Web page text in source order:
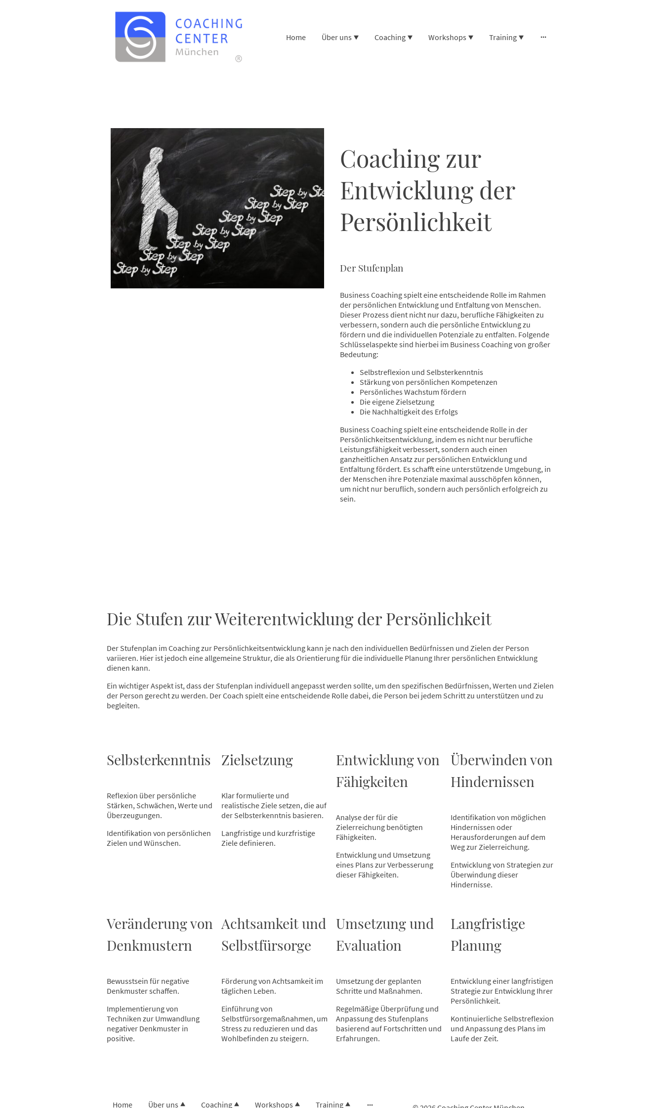
Home Über uns Coaching Workshops Training
Coaching zur
Entwicklung der
Persönlichkeit
Der Stufenplan
Business Coaching spielt eine entscheidende Rolle im Rahmen
der persönlichen Entwicklung und Entfaltung von Menschen.
Dieser Prozess dient nicht nur dazu, berufliche Fähigkeiten zu
verbessern, sondern auch die persönliche Entwicklung zu
fördern und die individuellen Potenziale zu entfalten. Folgende
Schlüsselaspekte sind hierbei im Business Coaching von großer
Bedeutung:
Selbstreflexion und Selbsterkenntnis
Stärkung von persönlichen Kompetenzen
Persönliches Wachstum fördern
Die eigene Zielsetzung
Die Nachhaltigkeit des Erfolgs
Business Coaching spielt eine entscheidende Rolle in der
Persönlichkeitsentwicklung, indem es nicht nur berufliche
Leistungsfähigkeit verbessert, sondern auch einen
ganzheitlichen Ansatz zur persönlichen Entwicklung und
Entfaltung fördert. Es schafft eine unterstützende Umgebung, in
der Menschen ihre Potenziale maximal ausschöpfen können,
um nicht nur beruflich, sondern auch persönlich erfolgreich zu
sein.
Die Stufen zur Weiterentwicklung der Persönlichkeit
Der Stufenplan im Coaching zur Persönlichkeitsentwicklung kann je nach den individuellen Bedürfnissen und Zielen der Person
variieren. Hier ist jedoch eine allgemeine Struktur, die als Orientierung für die individuelle Planung Ihrer persönlichen Entwicklung
dienen kann.
Ein wichtiger Aspekt ist, dass der Stufenplan individuell angepasst werden sollte, um den spezifischen Bedürfnissen, Werten und Zielen
der Person gerecht zu werden. Der Coach spielt eine entscheidende Rolle dabei, die Person bei jedem Schritt zu unterstützen und zu
begleiten.
Selbsterkenntnis
Reflexion über persönliche
Stärken, Schwächen, Werte und
Überzeugungen.
Identifikation von persönlichen
Zielen und Wünschen.
Veränderung von
Denkmustern
Bewusstsein für negative
Denkmuster schaffen.
Implementierung von
Techniken zur Umwandlung
negativer Denkmuster in
positive.
Zielsetzung
Klar formulierte und
realistische Ziele setzen, die auf
der Selbsterkenntnis basieren.
Langfristige und kurzfristige
Ziele definieren.
Achtsamkeit und
Selbstfürsorge
Förderung von Achtsamkeit im
täglichen Leben.
Einführung von
Selbstfürsorgemaßnahmen, um
Stress zu reduzieren und das
Wohlbefinden zu steigern.
Entwicklung von
Fähigkeiten
Analyse der für die
Zielerreichung benötigten
Fähigkeiten.
Entwicklung und Umsetzung
eines Plans zur Verbesserung
dieser Fähigkeiten.
Umsetzung und
Evaluation
Umsetzung der geplanten
Schritte und Maßnahmen.
Regelmäßige Überprüfung und
Anpassung des Stufenplans
basierend auf Fortschritten und
Erfahrungen.
Überwinden von
Hindernissen
Identifikation von möglichen
Hindernissen oder
Herausforderungen auf dem
Weg zur Zielerreichung.
Entwicklung von Strategien zur
Überwindung dieser
Hindernisse.
Langfristige
Planung
Entwicklung einer langfristigen
Strategie zur Entwicklung Ihrer
Persönlichkeit.
Kontinuierliche Selbstreflexion
und Anpassung des Plans im
Laufe der Zeit.
Home Über uns Coaching Workshops Training